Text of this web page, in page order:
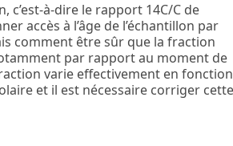
c’est-à-dire le rapport 14C/C de
accès à l’âge de l’échantillon par
comment être sûr que la fraction
par rapport au moment de
varie effectivement en fonction
et il est nécessaire corriger